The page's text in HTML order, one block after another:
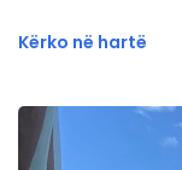
Kërko në hartë